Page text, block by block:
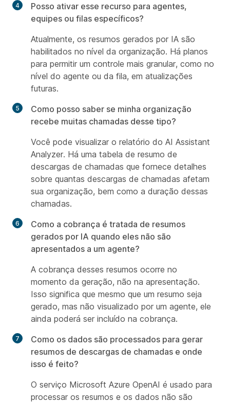
Posso ativar esse recurso para agentes,
equipes ou filas específicos?
Atualmente, os resumos gerados por IA são
habilitados no nível da organização. Há planos
para permitir um controle mais granular, como no
nível do agente ou da fila, em atualizações
futuras.
Como posso saber se minha organização
recebe muitas chamadas desse tipo?
Você pode visualizar o relatório do AI Assistant
Analyzer. Há uma tabela de resumo de
descargas de chamadas que fornece detalhes
sobre quantas descargas de chamadas afetam
sua organização, bem como a duração dessas
chamadas.
Como a cobrança é tratada de resumos
gerados por IA quando eles não são
apresentados a um agente?
A cobrança desses resumos ocorre no
momento da geração, não na apresentação.
Isso significa que mesmo que um resumo seja
gerado, mas não visualizado por um agente, ele
ainda poderá ser incluído na cobrança.
Como os dados são processados para gerar
resumos de descargas de chamadas e onde
isso é feito?
O serviço Microsoft Azure OpenAI é usado para
processar os resumos e os dados não são